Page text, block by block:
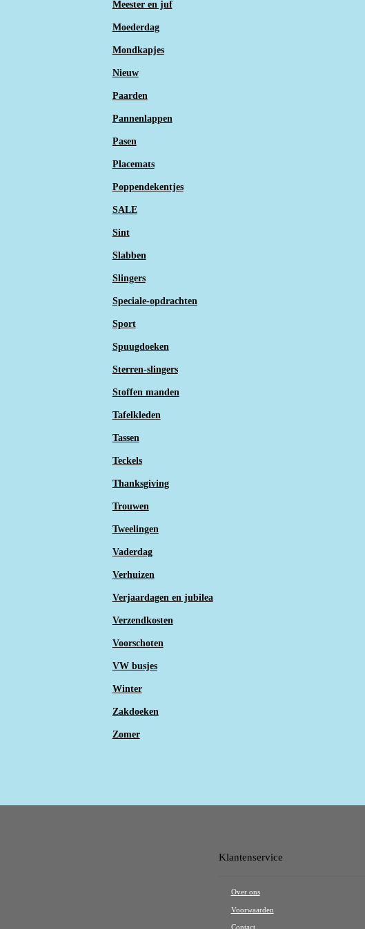
Meester en juf
Moederdag
Mondkapjes
Nieuw
Paarden
Pannenlappen
Pasen
Placemats
Poppendekentjes
SALE
Sint
Slabben
Slingers
Speciale-opdrachten
Sport
Spuugdoeken
Sterren-slingers
Stoffen manden
Tafelkleden
Tassen
Teckels
Thanksgiving
Trouwen
Tweelingen
Vaderdag
Verhuizen
Verjaardagen en jubilea
Verzendkosten
Voorschoten
VW busjes
Winter
Zakdoeken
Zomer
Klantenservice
Over ons
Voorwaarden